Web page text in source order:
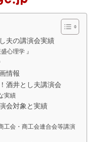
夫の講演会実績
心理学 』
情報
酒井とし夫講演会
実績
会対象と実績
工会・商工会連合会等講演